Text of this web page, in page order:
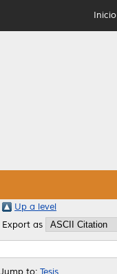
Inicio
Up a level
Export as